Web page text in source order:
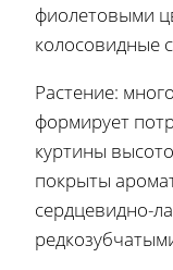
фиолетовыми
колосовидные
Растение:
формирует
куртины
покрыты
сердцевидно-